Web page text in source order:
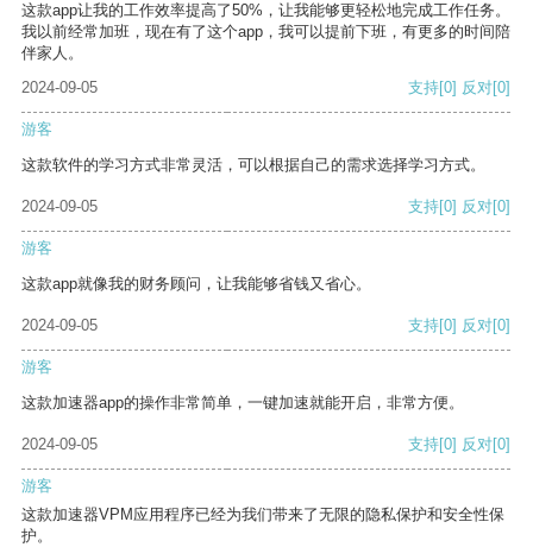
这款app让我的工作效率提高了50%，让我能够更轻松地完成工作任务。
我以前经常加班，现在有了这个app，我可以提前下班，有更多的时间陪
伴家人。
2024-09-05
支持[0] 反对[0]
游客
这款软件的学习方式非常灵活，可以根据自己的需求选择学习方式。
2024-09-05 支持[0] 反对[0]
游客
这款app就像我的财务顾问，让我能够省钱又省心。
2024-09-05 支持[0] 反对[0]
游客
这款加速器app的操作非常简单，一键加速就能开启，非常方便。
2024-09-05 支持[0] 反对[0]
游客
这款加速器VPM应用程序已经为我们带来了无限的隐私保护和安全性保
护。